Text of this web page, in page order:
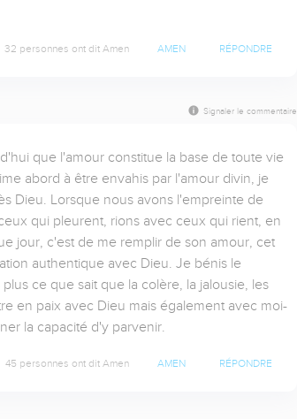
32 personnes ont dit Amen AMEN RÉPONDRE
Signaler le commentaire
que l'amour constitue la base de toute vie
abord à être envahis par l'amour divin, je
Dieu. Lorsque nous avons l'empreinte de
qui pleurent, rions avec ceux qui rient, en
jour, c'est de me remplir de son amour, cet
authentique avec Dieu. Je bénis le
ce que sait que la colère, la jalousie, les
en paix avec Dieu mais également avec moi-
la capacité d'y parvenir.
45 personnes ont dit Amen AMEN RÉPONDRE